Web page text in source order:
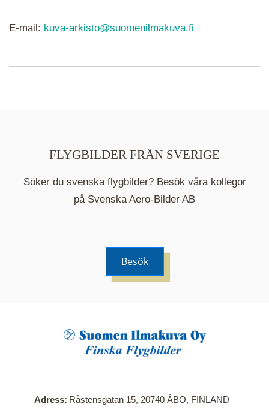
När du klickar på en serie så öppnas en ny flik.
Här visas en karta över bilder med kända
E-mail: kuva-arkisto@suomenilmakuva.fi
FLYGBILDER FRÅN SVERIGE
Söker du svenska flygbilder? Besök våra kollegor
på Svenska Aero-Bilder AB
Besök
Adress Råstensgatan 15, 20740 ÅBO, FINLAND